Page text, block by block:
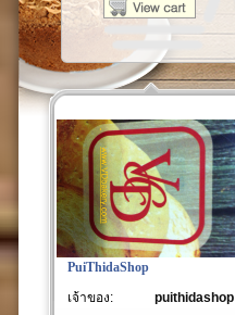
PuiThidaShop
เจ้าของ:
puithidashop